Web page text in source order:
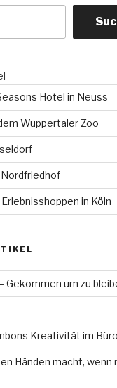
Hotel in Neuss
Wuppertaler Zoo
in Köln
Gekommen um zu
Kreativität im
Händen macht, wenn